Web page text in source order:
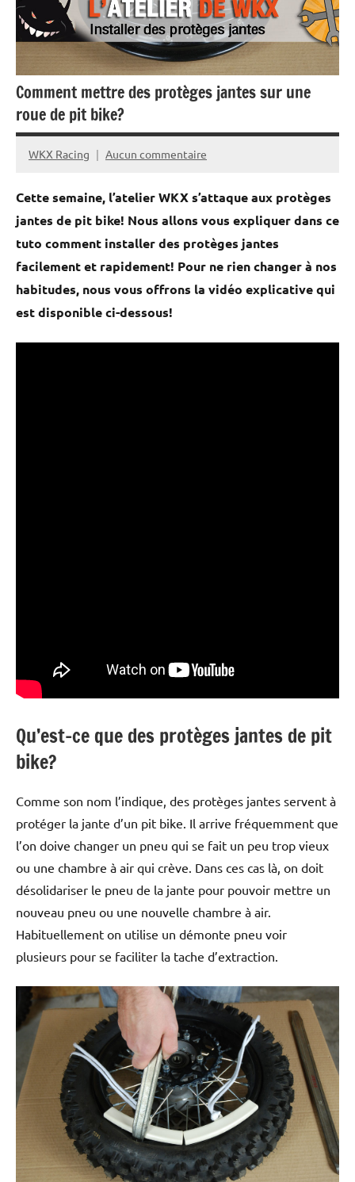
et
Moto
Comment mettre des protèges jantes sur une
roue de pit bike?
23
2021
WKX Racing Aucun commentaire
Cette semaine, l’atelier WKX s’attaque aux protèges
jantes de pit bike! Nous allons vous expliquer dans ce
tuto comment installer des protèges jantes
facilement et rapidement! Pour ne rien changer à nos
habitudes, nous vous offrons la vidéo explicative qui
est disponible ci-dessous!
Qu’est-ce que des protèges jantes de pit
bike?
Comme son nom l’indique, des protèges jantes servent à
protéger la jante d’un pit bike. Il arrive fréquemment que
l’on doive changer un pneu qui se fait un peu trop vieux
ou une chambre à air qui crève. Dans ces cas là, on doit
désolidariser le pneu de la jante pour pouvoir mettre un
nouveau pneu ou une nouvelle chambre à air.
Habituellement on utilise un démonte pneu voir
plusieurs pour se faciliter la tache d’extraction.